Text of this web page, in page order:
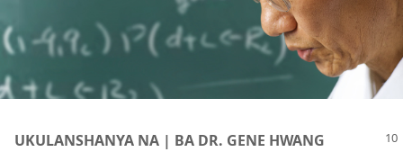
UKULANSHANYA NA | BA DR. GENE HWANG